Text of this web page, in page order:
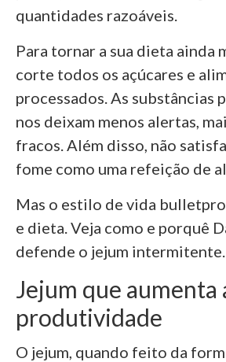
quantidades razoáveis.
Para tornar a sua dieta ainda
corte todos os açúcares e
processados. As substâncias
nos deixam menos alertas,
fracos. Além disso, não
fome como uma refeição de
Mas o estilo de vida
e dieta. Veja como e porquê
defende o jejum intermitente.
Jejum que aumenta
produtividade
O jejum, quando feito da